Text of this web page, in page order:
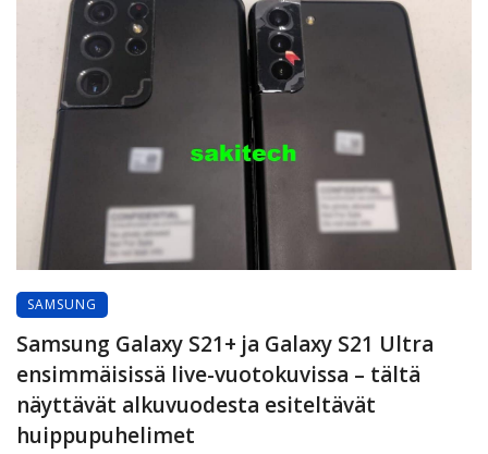
SAMSUNG
Samsung Galaxy S21+ ja Galaxy S21 Ultra
ensimmäisissä live-vuotokuvissa – tältä
näyttävät alkuvuodesta esiteltävät
huippupuhelimet